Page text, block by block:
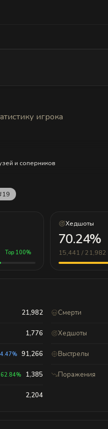
игрока
и соперников
Top 100%
Хедшоты
70.24%
15,441 / 21,982
21,982 Смерти
1,776 Хедшоты
91,266 Выстрелы
62.84% 1,385 Поражения
2,204